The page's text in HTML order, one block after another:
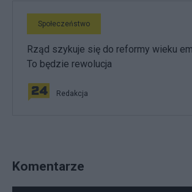
Społeczeństwo
Rząd szykuje się do reformy wieku
To będzie rewolucja
Redakcja
Komentarze